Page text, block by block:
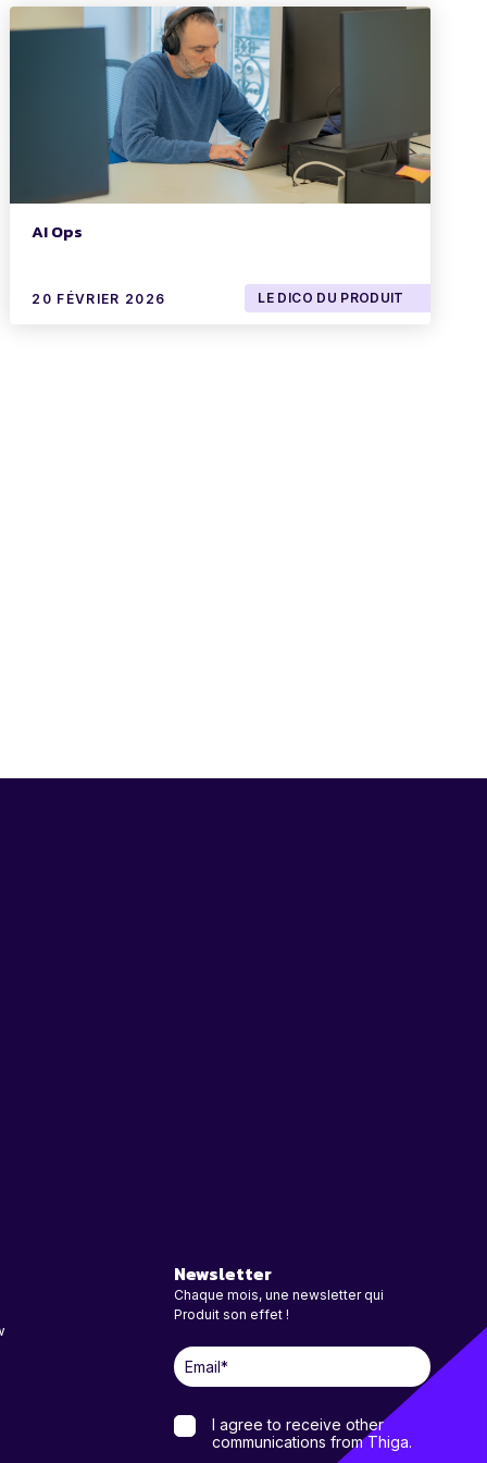
AI Ops
20 FÉVRIER 2026 LE DICO DU PRODUIT
Newsletter
Chaque mois, une newsletter qui
Produit son effet !
I agree to receive other
communications from Thiga.